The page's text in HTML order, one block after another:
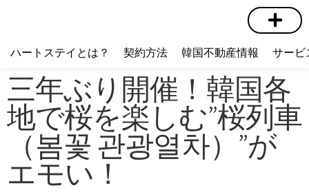
ハートステイとは？ 契約方法 韓国不動産情報 サービ
三年ぶり開催！韓国各
地で桜を楽しむ”桜列車
（봄꽃 관광열차）”が
エモい！